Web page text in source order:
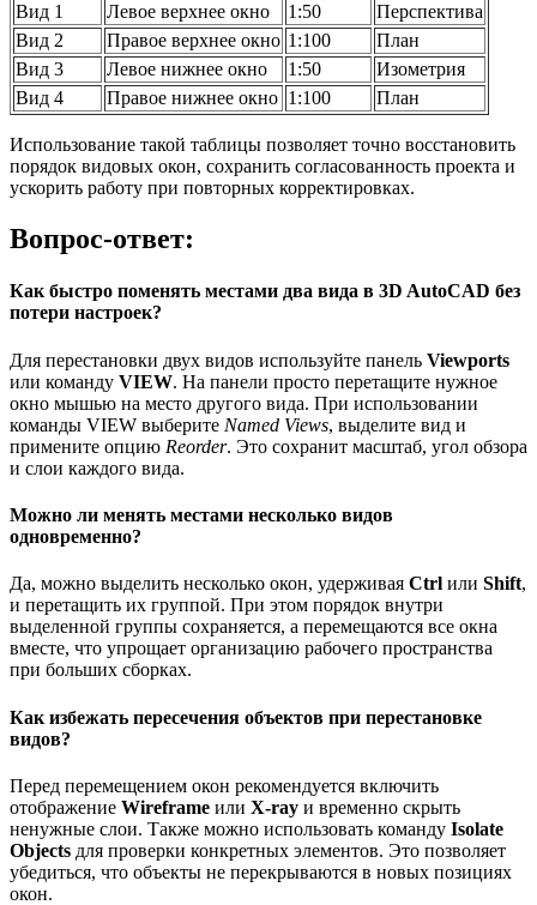
Вид 1
Левое верхнее окно 1:50
Перспектива
Вид 2
Правое верхнее окно 1:100
План
Вид 3
Левое нижнее окно 1:50
Изометрия
Вид 4
Правое нижнее окно 1:100 План
Использование такой таблицы позволяет точно восстановить
порядок видовых окон, сохранить согласованность проекта и
ускорить работу при повторных корректировках.
Вопрос-ответ:
Как быстро поменять местами два вида в 3D AutoCAD без
потери настроек?
Для перестановки двух видов используйте панель Viewports
или команду VIEW. На панели просто перетащите нужное
окно мышью на место другого вида. При использовании
команды VIEW выберите Named Views, выделите вид и
примените опцию Reorder. Это сохранит масштаб, угол обзора
и слои каждого вида.
Можно ли менять местами несколько видов
одновременно?
Да, можно выделить несколько окон, удерживая Ctrl или Shift,
и перетащить их группой. При этом порядок внутри
выделенной группы сохраняется, а перемещаются все окна
вместе, что упрощает организацию рабочего пространства
при больших сборках.
Как избежать пересечения объектов при перестановке
видов?
Перед перемещением окон рекомендуется включить
отображение Wireframe или X-ray и временно скрыть
ненужные слои. Также можно использовать команду Isolate
Objects для проверки конкретных элементов. Это позволяет
убедиться, что объекты не перекрываются в новых позициях
окон.